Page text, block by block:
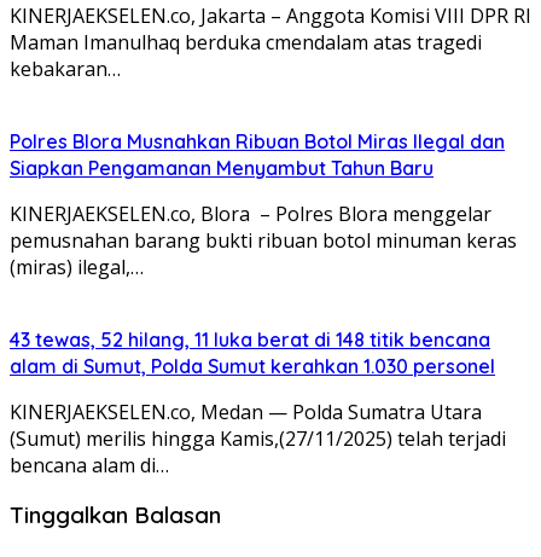
KINERJAEKSELEN.co, Jakarta – Anggota Komisi VIII DPR RI
Maman Imanulhaq berduka cmendalam atas tragedi
kebakaran…
Polres Blora Musnahkan Ribuan Botol Miras Ilegal dan
Siapkan Pengamanan Menyambut Tahun Baru
KINERJAEKSELEN.co, Blora – Polres Blora menggelar
pemusnahan barang bukti ribuan botol minuman keras
(miras) ilegal,…
43 tewas, 52 hilang, 11 luka berat di 148 titik bencana
alam di Sumut, Polda Sumut kerahkan 1.030 personel
KINERJAEKSELEN.co, Medan — Polda Sumatra Utara
(Sumut) merilis hingga Kamis,(27/11/2025) telah terjadi
bencana alam di…
Tinggalkan Balasan